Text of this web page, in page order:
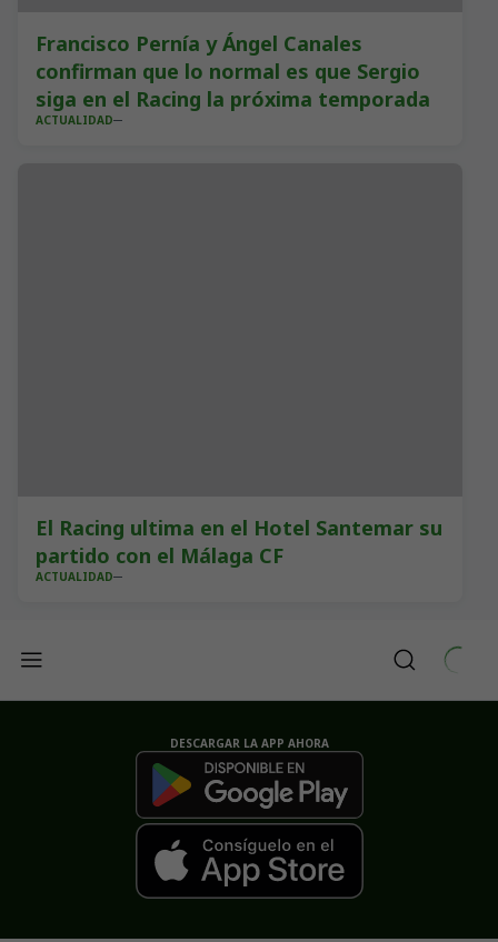
Francisco Pernía y Ángel Canales
confirman que lo normal es que Sergio
siga en el Racing la próxima temporada
ACTUALIDAD
El Racing ultima en el Hotel Santemar su
partido con el Málaga CF
ACTUALIDAD
DESCARGAR LA APP AHORA